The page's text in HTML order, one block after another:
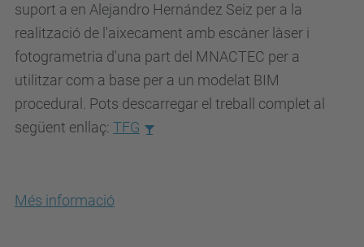
suport a en Alejandro Hernández Seiz per a la
realització de l'aixecament amb escàner làser i
fotogrametria d'una part del MNACTEC per a
utilitzar com a base per a un modelat BIM
procedural. Pots descarregar el treball complet al
següent enllaç: TFG
Més informació